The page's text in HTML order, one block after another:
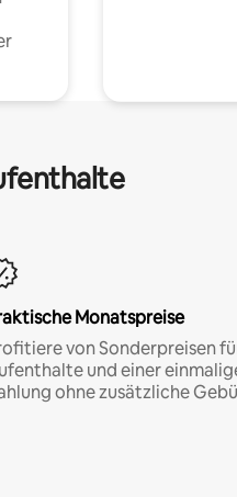
Monatspreise
von Sonderpreisen
und einer
ohne zusätzliche